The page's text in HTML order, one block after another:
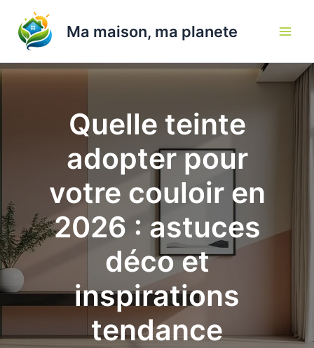
contenu
Ma maison, ma planete
Quelle teinte
adopter pour
votre couloir en
2026 : astuces
déco et
inspirations
tendance